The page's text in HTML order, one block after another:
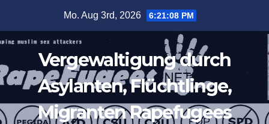
springen
Mo. Aug 3rd, 2026 6:21:10 PM
Vergewaltigung durch
Asylanten, Flüchtlinge,
Migranten Rapefugees